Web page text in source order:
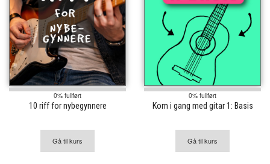
0% fullført
10 riff for nybegynnere
Gå til kurs
0% fullført
Kom i gang med gitar 1: Basis
Gå til kurs